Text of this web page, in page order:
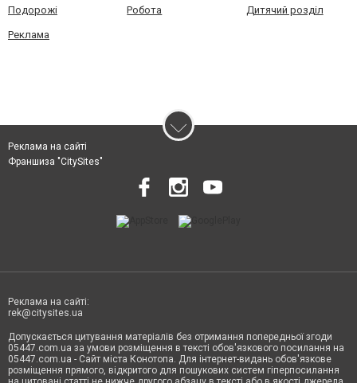
Подорожі Робота Дитячий розділ
Реклама
Реклама на сайті
Франшиза "CitySites"
Реклама на сайті:
rek@citysites.ua
Допускається цитування матеріалів без отримання попередньої згоди
05447.com.ua за умови розміщення в тексті обов'язкового посилання на
05447.com.ua - Сайт міста Конотопа. Для інтернет-видань обов'язкове
розміщення прямого, відкритого для пошукових систем гіперпосилання